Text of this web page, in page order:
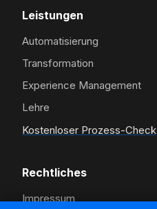
Leistungen
Automatisierung
Transformation
Experience Management
Lehre
Kostenloser Prozess-Check
Rechtliches
Impressum